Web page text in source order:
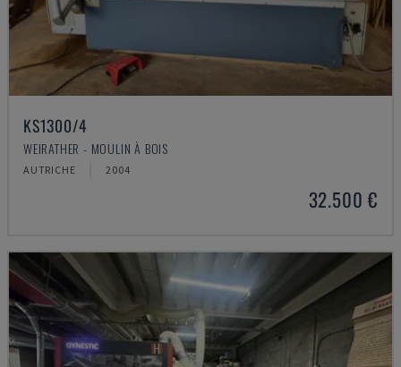
KS1300/4
WEIRATHER - MOULIN À BOIS
AUTRICHE 2004
32.500 €